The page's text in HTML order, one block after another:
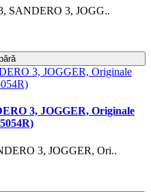
SANDERO 3, JOGG..
3, JOGGER, Originale
3, JOGGER, Ori..